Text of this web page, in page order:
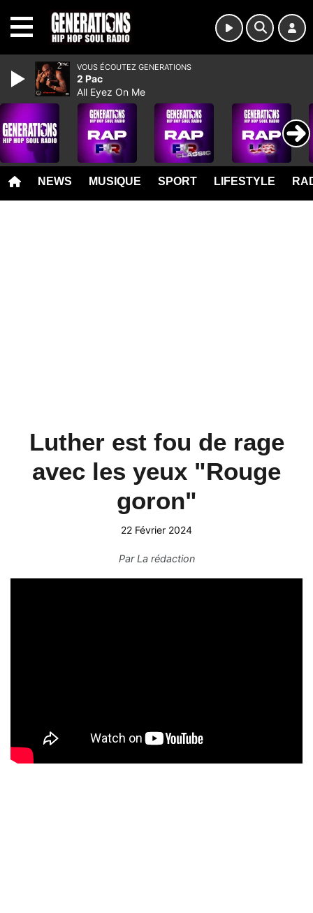
NEWS MUSIQUE SPORT LIFESTYLE
Luther est fou de rage
avec les yeux "Rouge
goron"
22 Février 2024
ParLa rédaction
VOUS ÉCOUTEZ GENERATIONS
2 Pac
All Eyez On Me